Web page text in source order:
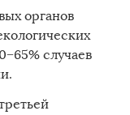
органов
случаев